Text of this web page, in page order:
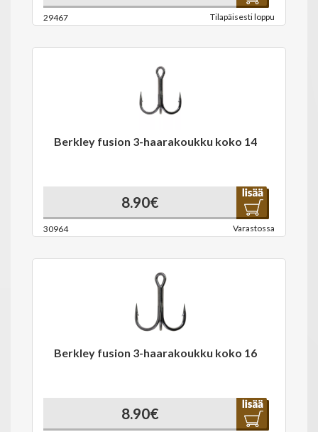
29467 Tilapäisesti loppu
Berkley fusion 3-haarakoukku koko 14
8.90€
30964 Varastossa
Berkley fusion 3-haarakoukku koko 16
8.90€